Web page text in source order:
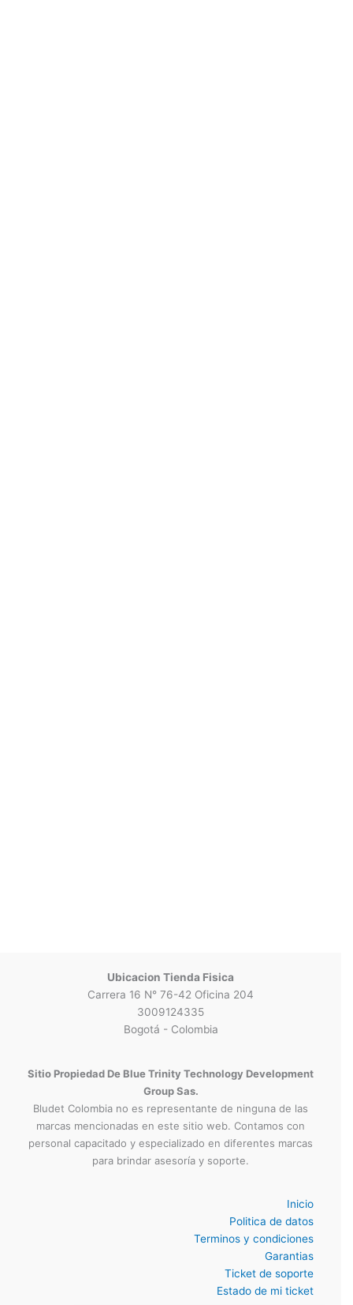
Ubicacion Tienda Fisica
Carrera 16 N° 76-42 Oficina 204
3009124335
Bogotá - Colombia
Sitio Propiedad De Blue Trinity Technology Development
Group Sas.
Bludet Colombia no es representante de ninguna de las
marcas mencionadas en este sitio web. Contamos con
personal capacitado y especializado en diferentes marcas
para brindar asesoría y soporte.
Inicio
Politica de datos
Terminos y condiciones
Garantias
Ticket de soporte
Estado de mi ticket